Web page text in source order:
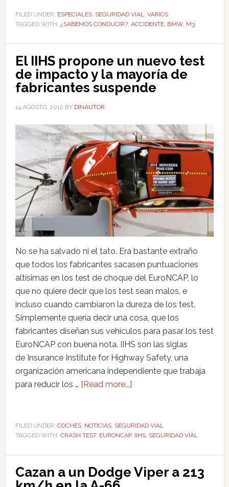
FILED UNDER: ESPECIALES, SEGURIDAD VIAL, VARIOS
TAGGED WITH: ¿SABEMOS CONDUCIR?, ACCIDENTE, BMW, M3
El IIHS propone un nuevo test
de impacto y la mayoría de
fabricantes suspende
14 AGOSTO, 2012 BY DINAUTOR
No se ha salvado ni el tato. Era bastante extraño
que todos los fabricantes sacasen puntuaciones
altísimas en los test de choque del EuroNCAP, lo
que no quiere decir que los test sean malos, e
incluso cuando cambiaron la dureza de los test.
Simplemente quería decir una cosa, que los
fabricantes diseñan sus vehículos para pasar los test
EuroNCAP con buena nota. IIHS son las siglas
de Insurance Institute for Highway Safety, una
organización americana independiente que trabaja
para reducir los … [Read more...]
FILED UNDER: COCHES, NOTICIAS, SEGURIDAD VIAL
TAGGED WITH: CRASH TEST, EURONCAP, IIHS, SEGURIDAD VIAL
Cazan a un Dodge Viper a 213